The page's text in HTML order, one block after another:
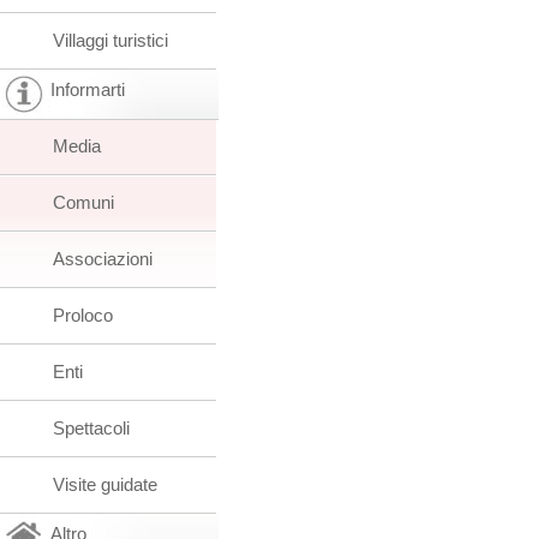
Villaggi turistici
Informarti
Media
Comuni
Associazioni
Proloco
Enti
Spettacoli
Visite guidate
Altro